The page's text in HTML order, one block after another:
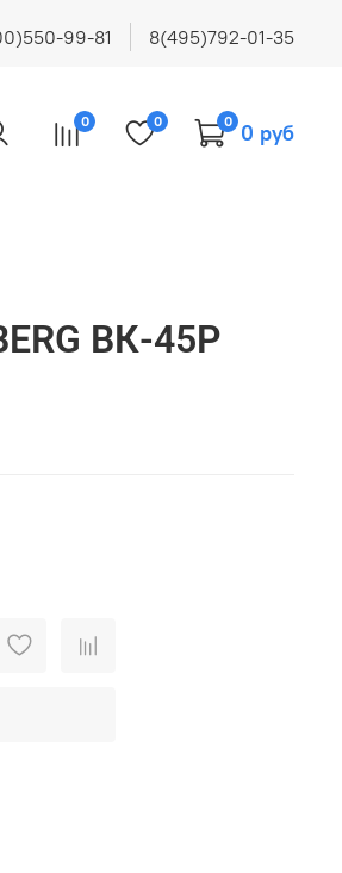
99-81 8(495)792-01-35
0 0 0 0 руб
ВК-45Р